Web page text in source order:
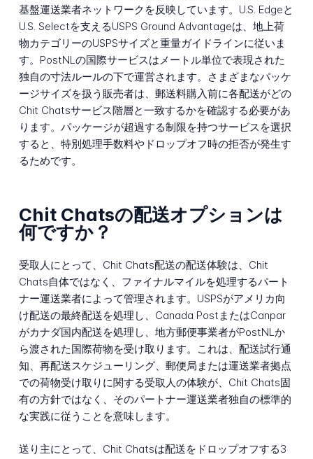
基盤運送業者ネットワークを反映しています。U.S. Edgeと
U.S. Selectを支えるUSPS Ground Advantageは、地上荷
物カテゴリーのUSPSサイズと重量ガイドラインに従いま
す。PostNLの国際サービスはメートル単位で表現された
独自の寸法ルールの下で運営されます。さまざまなパッケ
ージサイズを扱う販売者は、郵送料購入前に各配送がどの
Chit Chatsサービス階層と一致するかを確認する必要があ
ります。パッケージが超過する制限を持つサービスを選択
すると、特別処理手数料やドロップオフ時の拒否が発生す
るためです。
Chit Chatsの配送オプションは
何ですか？
受取人にとって、Chit Chats配送の配送体験は、Chit
Chats自体ではなく、ファイナルマイルを処理するパート
ナー運送業者によって管理されます。USPSがアメリカ向
け配送の最終配送を処理し、Canada PostまたはCanpar
がカナダ国内配送を処理し、地方郵便事業者がPostNLか
ら渡された国際荷物を受け取ります。これは、配送試行通
知、再配送スケジューリング、郵便局または運送業者拠点
での荷物受け取りに関する受取人の体験が、Chit Chats固
有の方針ではなく、そのパートナー運送業者独自の標準的
な実践に従うことを意味します。
送り主にとって、Chit Chatsは配送をドロップオフする3